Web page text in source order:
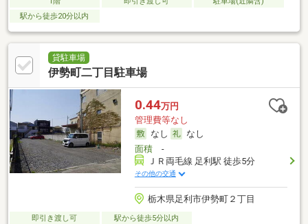
駅から徒歩20分以内
貸駐車場
伊勢町二丁目駐車場
0.44万円
管理費等なし
なし
なし
面積-
ＪＲ両毛線 足利駅 徒歩5分
その他の交通
栃木県足利市伊勢町２丁目
即引き渡し可 駅から徒歩5分以内